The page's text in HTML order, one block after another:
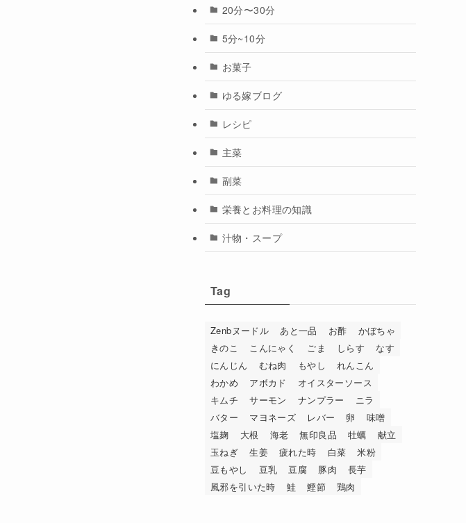
20分〜30分
5分~10分
お菓子
ゆる嫁ブログ
レシピ
主菜
副菜
栄養とお料理の知識
汁物・スープ
Tag
Zenbヌードル あと一品 お酢
かぼちゃ
きのこ
こんにゃく ごま しらす
なす
にんじん
むね肉 もやし
れんこん
わかめ
アボカド
オイスターソース
キムチ
サーモン ナンプラー
ニラ
バター
マヨネーズ レバー 卵
味噌
塩麹
大根 海老 無印良品 牡蠣
献立
玉ねぎ
生姜 疲れた時 白菜
米粉
豆もやし
豆乳 豆腐 豚肉
長芋
風邪を引いた時
鮭 鰹節 鶏肉